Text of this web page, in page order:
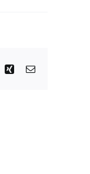
Xing Correo